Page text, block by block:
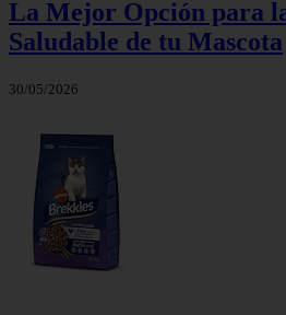
La Mejor Opción para
Saludable de tu Mascota
30/05/2026